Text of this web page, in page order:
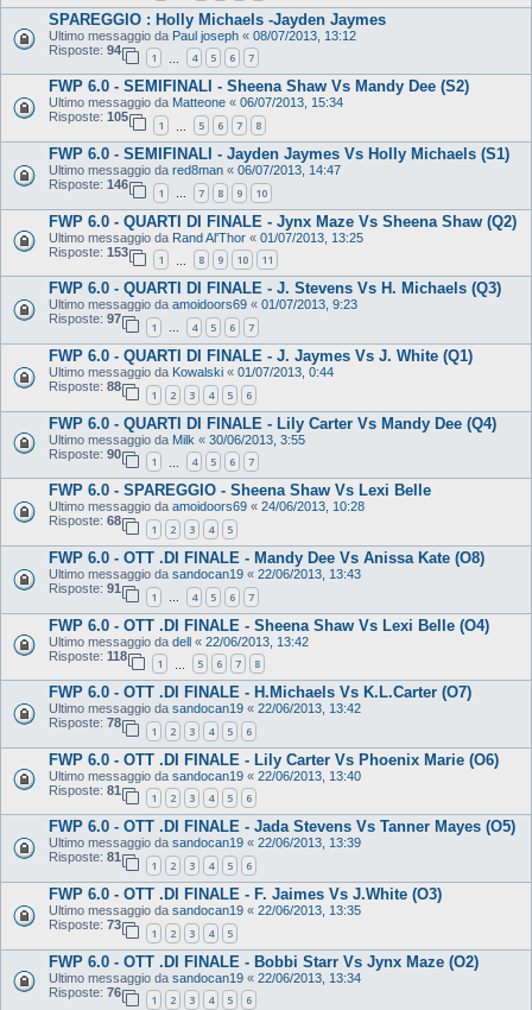
SPAREGGIO : Holly Michaels -Jayden Jaymes
Ultimo messaggio da Paul joseph « 08/07/2013, 13:12
Risposte: 94
1 4 5 6 7
FWP 6.0 - SEMIFINALI - Sheena Shaw Vs Mandy Dee (S2)
Ultimo messaggio da Matteone « 06/07/2013, 15:34
Risposte: 105
1 5 6 7 8
FWP 6.0 - SEMIFINALI - Jayden Jaymes Vs Holly Michaels (S1)
Ultimo messaggio da red8man « 06/07/2013, 14:47
Risposte: 146
1 … 7 8 9 10
FWP 6.0 - QUARTI DI FINALE - Jynx Maze Vs Sheena Shaw (Q2)
Ultimo messaggio da Rand Al'Thor « 01/07/2013, 13:25
Risposte: 153
1 8 9 10 11
FWP 6.0 - QUARTI DI FINALE - J. Stevens Vs H. Michaels (Q3)
Ultimo messaggio da amoidoors69 « 01/07/2013, 9:23
Risposte: 97
1 … 4 5 6 7
FWP 6.0 - QUARTI DI FINALE - J. Jaymes Vs J. White (Q1)
Ultimo messaggio da Kowalski « 01/07/2013, 0:44
Risposte: 88
1 2 3 4 5 6
FWP 6.0 - QUARTI DI FINALE - Lily Carter Vs Mandy Dee (Q4)
Ultimo messaggio da Milk « 30/06/2013, 3:55
Risposte: 90
1 4 5 6 7
FWP 6.0 - SPAREGGIO - Sheena Shaw Vs Lexi Belle
Ultimo messaggio da amoidoors69 « 24/06/2013, 10:28
Risposte: 68
1 2 3 4 5
FWP 6.0 - OTT .DI FINALE - Mandy Dee Vs Anissa Kate (O8)
Ultimo messaggio da sandocan19 « 22/06/2013, 13:43
Risposte: 91
1 … 4 5 6 7
FWP 6.0 - OTT .DI FINALE - Sheena Shaw Vs Lexi Belle (O4)
Ultimo messaggio da dell « 22/06/2013, 13:42
Risposte: 118
1 5 6 7 8
FWP 6.0 - OTT .DI FINALE - H.Michaels Vs K.L.Carter (O7)
Ultimo messaggio da sandocan19 « 22/06/2013, 13:42
Risposte: 78
1 2 3 4 5 6
FWP 6.0 - OTT .DI FINALE - Lily Carter Vs Phoenix Marie (O6)
Ultimo messaggio da sandocan19 « 22/06/2013, 13:40
Risposte: 81
1 2 3 4 5 6
FWP 6.0 - OTT .DI FINALE - Jada Stevens Vs Tanner Mayes (O5)
Ultimo messaggio da sandocan19 « 22/06/2013, 13:39
Risposte: 81
1 2 3 4 5 6
FWP 6.0 - OTT .DI FINALE - F. Jaimes Vs J.White (O3)
Ultimo messaggio da sandocan19 « 22/06/2013, 13:35
Risposte: 73
1 2 3 4 5
FWP 6.0 - OTT .DI FINALE - Bobbi Starr Vs Jynx Maze (O2)
Ultimo messaggio da sandocan19 « 22/06/2013, 13:34
Risposte: 76
1 2 3 4 5 6